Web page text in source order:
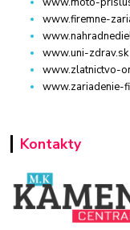
www.firemne-
www.uni-zdrav.sk
www.zlatnictvo-
www.zariadenie-
Kontakty